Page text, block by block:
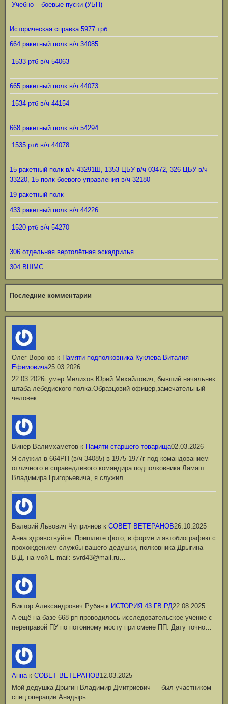
Учебно – боевые пуски (УБП)
Историческая справка 5977 трб
664 ракетный полк в/ч 34085
1533 ртб в/ч 54063
665 ракетный полк в/ч 44073
1534 ртб в/ч 44154
668 ракетный полк в/ч 54294
1535 ртб в/ч 44078
15 ракетный полк в/ч 43291Ш, 1353 ЦБУ в/ч 03472, 326 ЦБУ в/ч
33220, 15 полк боевого управления в/ч 32180
19 ракетный полк
433 ракетный полк в/ч 44226
1520 ртб в/ч 54270
306 отдельная вертолётная эскадрилья
304 ВШМС
Последние комментарии
Олег Воронов к Памяти подполковника Куклева Виталия
Ефимовича25.03.2026
22 03 2026г умер Мелихов Юрий Михайлович, бывший начальник
штаба лебедиского полка.Образцовий офицер,замечательный
человек.
Винер Валимхаметов к Памяти старшего товарища02.03.2026
Я служил в 664РП (в/ч 34085) в 1975-1977г под командованием
отличного и справедливого командира подполковника Ламаш
Владимира Григорьевича, я служил…
Валерий Львович Чуприянов к СОВЕТ ВЕТЕРАНОВ26.10.2025
Анна здравствуйте. Пришлите фото, в форме и автобиографию с
прохождением службы вашего дедушки, полковника Дрыгина
В.Д. на мой Е-mail: svrd43@mail.ru…
Виктор Александрович Рубан к ИСТОРИЯ 43 ГВ.РД22.08.2025
А ещё на базе 668 рп проводилось исследовательское учение с
переправой ПУ по потонному мосту при смене ПП. Дату точно…
Аннак СОВЕТ ВЕТЕРАНОВ12.03.2025
Мой дедушка Дрыгин Владимир Дмитриевич — был участником
спец.операции Анадырь.